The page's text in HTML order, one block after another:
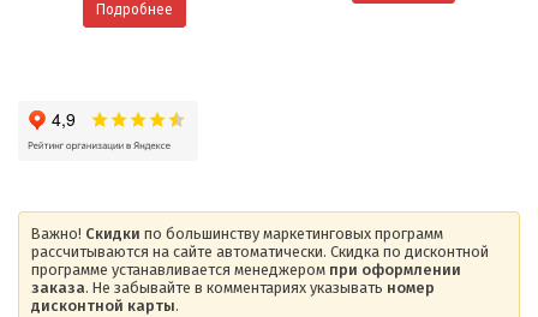
Подробнее
Важно! Скидки по большинству маркетинговых программ
рассчитываются на сайте автоматически. Скидка по дисконтной
программе устанавливается менеджером при оформлении
заказа. Не забывайте в комментариях указывать номер
дисконтной карты.